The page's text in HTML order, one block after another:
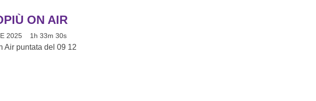
ON AIR
2025 1h 33m 30s
Air puntata del 09 12